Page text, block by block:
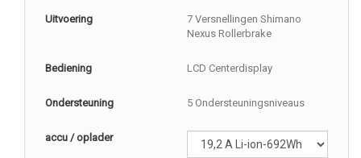
Uitvoering
7 Versnellingen Shimano
Nexus Rollerbrake
Bediening LCD Centerdisplay
Ondersteuning 5 Ondersteuningsniveaus
accu / oplader